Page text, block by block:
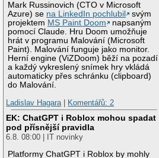
Mark Russinovich (CTO v Microsoft
Azure) se na LinkedIn pochlubil
svým
projektem MS Paint Doom
napsaným
pomocí Claude. Hru Doom umožňuje
hrát v programu Malování (Microsoft
Paint). Malování funguje jako monitor.
Herní engine (ViZDoom) běží na pozadí
a každý vykreslený snímek hry vkládá
automaticky přes schránku (clipboard)
do Malování.
Ladislav Hagara
Komentářů: 2
EK: ChatGPT i Roblox mohou spadat
pod přísnější pravidla
6.8. 08:00 | IT novinky
Platformy ChatGPT i Roblox by mohly